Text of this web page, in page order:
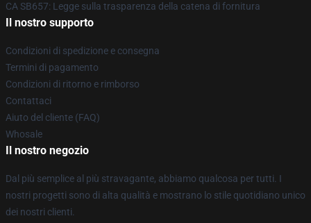
CA SB657: Legge sulla trasparenza della catena di fornitura
Il nostro supporto
Condizioni di spedizione e consegna
Termini di pagamento
Condizioni di ritorno e rimborso
Contattaci
Aiuto del cliente (FAQ)
Whosale
Il nostro negozio
Dal più semplice al più stravagante, abbiamo qualcosa per tutti. I
nostri progetti sono di alta qualità e mostrano lo stile quotidiano unico
dei nostri clienti.